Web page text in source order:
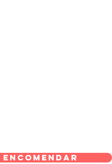
Encomendar